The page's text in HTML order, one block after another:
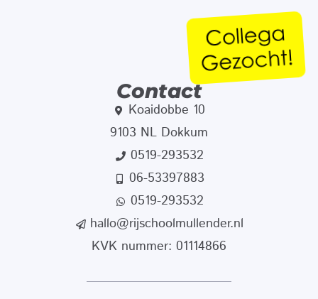
Contact
Koaidobbe 10
9103 NL Dokkum
0519-293532
06-53397883
0519-293532
hallo@rijschoolmullender.nl
KVK nummer: 01114866